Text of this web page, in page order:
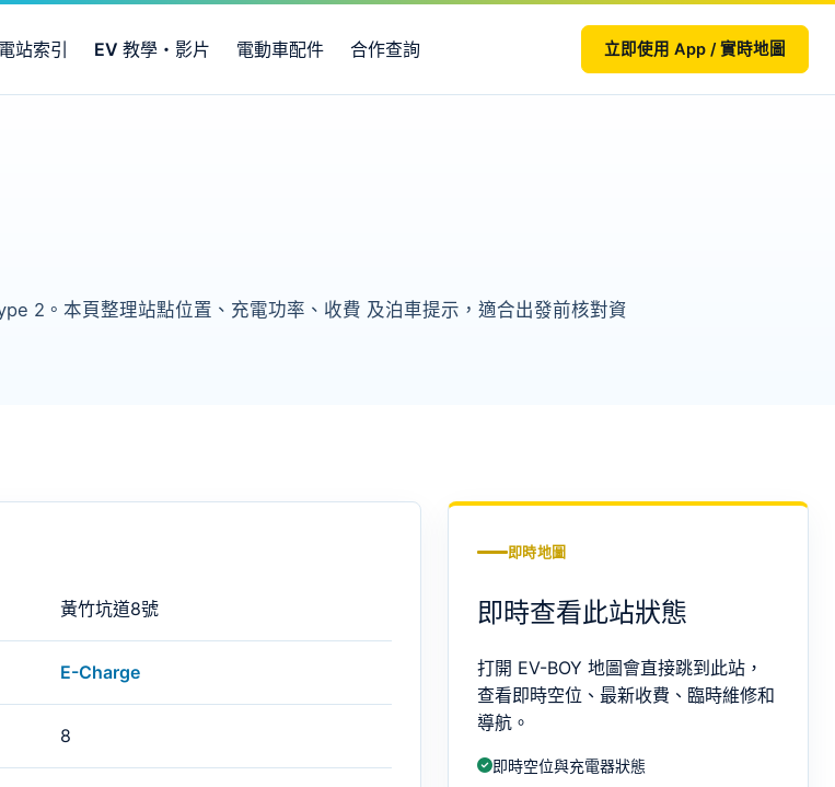
站索引 EV 教學・影片 電動車配件 合作查詢 立即使用 App / 實時地圖
2。本頁整理站點位置、充電功率、收費 及泊車提示，適合出發前核對資
黃竹坑道8號
E-Charge
8
即時地圖
即時查看此站狀態
打開 EV-BOY 地圖會直接跳到此站，
查看即時空位、最新收費、臨時維修和
導航。
即時空位與充電器狀態